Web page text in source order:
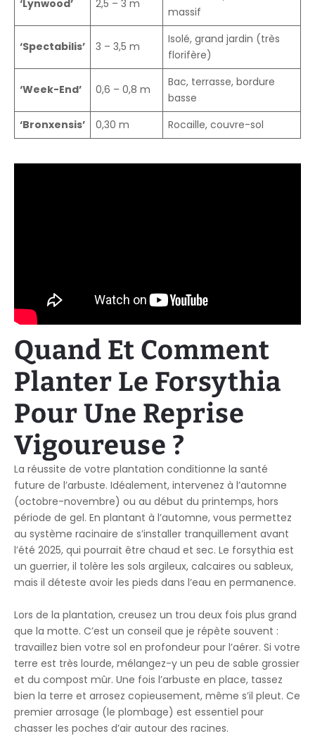
‘Lynwood’ 2,5 – 3 m
massif
‘Spectabilis’ 3 – 3,5 m
Isolé, grand jardin (très
florifère)
‘Week-End’ 0,6 – 0,8 m
Bac, terrasse, bordure
basse
‘Bronxensis’
0,30 m Rocaille, couvre-sol
Quand Et Comment
Planter Le Forsythia
Pour Une Reprise
Vigoureuse ?
La réussite de votre plantation conditionne la santé
future de l’arbuste. Idéalement, intervenez à l’automne
(octobre-novembre) ou au début du printemps, hors
période de gel. En plantant à l’automne, vous permettez
au système racinaire de s’installer tranquillement avant
l’été 2025, qui pourrait être chaud et sec. Le forsythia est
un guerrier, il tolère les sols argileux, calcaires ou sableux,
mais il déteste avoir les pieds dans l’eau en permanence.
Lors de la plantation, creusez un trou deux fois plus grand
que la motte. C’est un conseil que je répète souvent :
travaillez bien votre sol en profondeur pour l’aérer. Si votre
terre est très lourde, mélangez-y un peu de sable grossier
et du compost mûr. Une fois l’arbuste en place, tassez
bien la terre et arrosez copieusement, même s’il pleut. Ce
premier arrosage (le plombage) est essentiel pour
chasser les poches d’air autour des racines.